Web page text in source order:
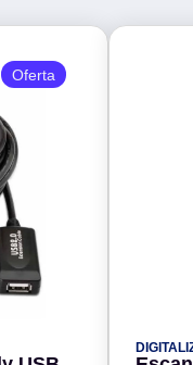
Oferta